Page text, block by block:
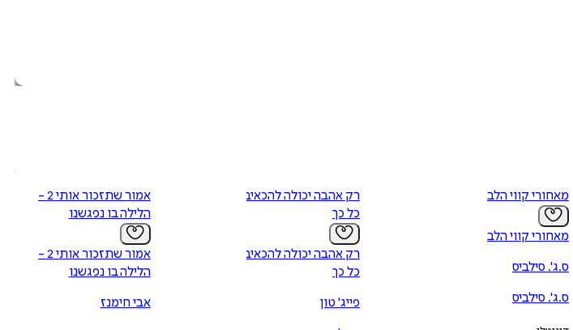
מאחורי קווי הלב
מאחורי קווי הלב
ס.ג'. סילביס
ס.ג'. סילביס
רק אהבה יכולה להכאיב
כל כך
רק אהבה יכולה להכאיב
כל כך
פייג' טון
אמור שתזכור אותי 2 -
הלילה בו נפגשנו
אמור שתזכור אותי 2 -
הלילה בו נפגשנו
אבי חימנז